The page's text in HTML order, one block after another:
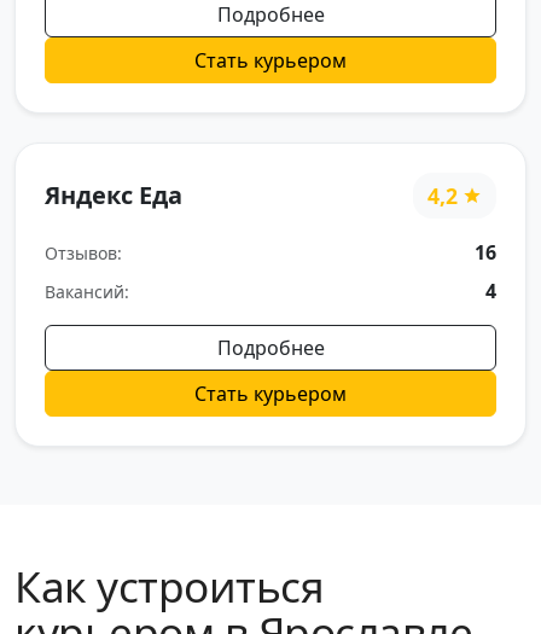
Подробнее
Стать курьером
Яндекс Еда 4,2
Отзывов: 16
Вакансий: 4
Подробнее
Стать курьером
Как устроиться